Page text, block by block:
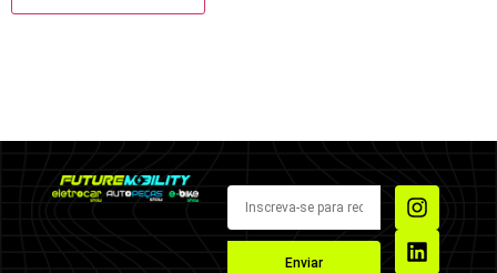
Enviar